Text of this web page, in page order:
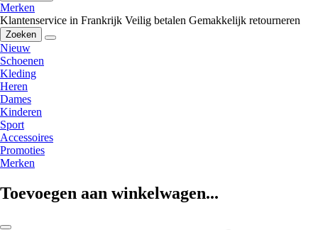
Merken
Klantenservice in Frankrijk Veilig betalen Gemakkelijk retourneren
Zoeken
Nieuw
Schoenen
Kleding
Heren
Dames
Kinderen
Sport
Accessoires
Promoties
Merken
Toevoegen aan winkelwagen...